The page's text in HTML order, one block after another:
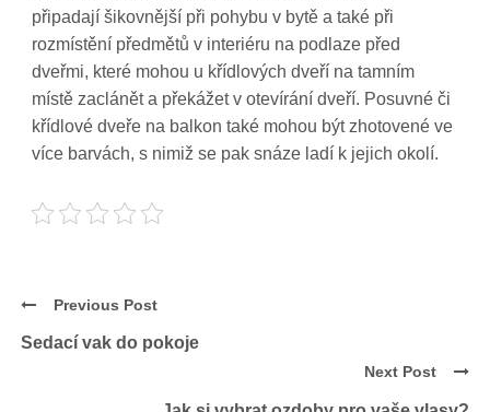
připadají šikovnější při pohybu v bytě a také při
rozmístění předmětů v interiéru na podlaze před
dveřmi, které mohou u křídlových dveří na tamním
místě zaclánět a překážet v otevírání dveří. Posuvné či
křídlové dveře na balkon také mohou být zhotovené ve
více barvách, s nimiž se pak snáze ladí k jejich okolí.
Previous Post
Sedací vak do pokoje
Next Post